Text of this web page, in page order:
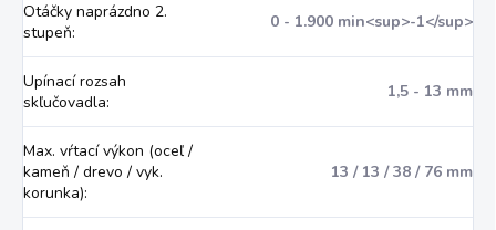
Otáčky naprázdno 2.
stupeň:
0 - 1.900 min<sup>-1</sup>
Upínací rozsah
skľučovadla:
1,5 - 13 mm
Max. vŕtací výkon (oceľ /
kameň / drevo / vyk.
korunka):
13 / 13 / 38 / 76 mm